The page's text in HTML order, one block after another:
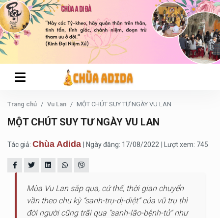
Trang chủ Vu Lan MỘT CHÚT SUY TƯ NGÀY VU LAN
MỘT CHÚT SUY TƯ NGÀY VU LAN
Tác giả: Chùa Adida | Ngày đăng: 17/08/2022 | Lượt xem: 745
Mùa Vu Lan sắp qua, cứ thế, thời gian chuyển
vần theo chu kỳ “sanh-trụ-dị-diệt” của vũ trụ thì
đời người cũng trãi qua “sanh-lão-bệnh-tử” như